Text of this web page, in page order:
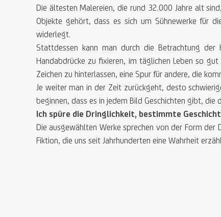
Die ältesten Malereien, die rund 32.000 Jahre alt
Objekte gehört, dass es sich um Sühnewerke für
widerlegt.
Stattdessen kann man durch die Betrachtung
Handabdrücke zu fixieren, im täglichen Leben so
Zeichen zu hinterlassen, eine Spur für andere, die
Je weiter man in der Zeit zurückgeht, desto
beginnen, dass es in jedem Bild Geschichten gibt, die
Ich spüre die Dringlichkeit, bestimmte
Die ausgewählten Werke sprechen von der Form
Fiktion, die uns seit Jahrhunderten eine Wahrheit